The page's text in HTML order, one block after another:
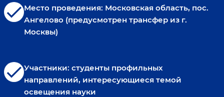
checkМесто проведения: Московская область, пос.
Ангелово (предусмотрен трансфер из г.
Москвы)
checkУчастники: студенты профильных
направлений, интересующиеся темой
освещения науки